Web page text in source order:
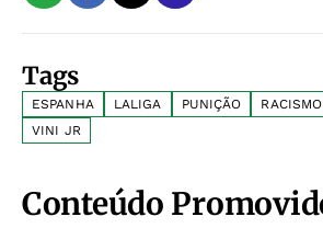
Tags
ESPANHA LALIGA PUNIÇÃO RACISMO
VINI JR